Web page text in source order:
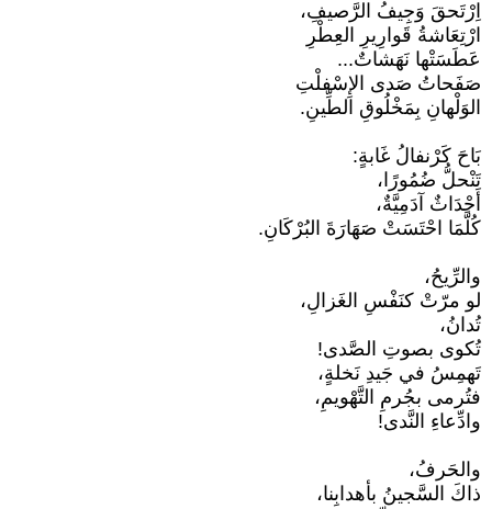
اِرْتَحقَ وَجِيفُ الرَّصيفِ،
ارْتِعَاشةُ قَوارِيرِ العِطْرِ
عَطَسَتْها نَهَشاتٌ...
صَفَحاتُ صَدى الإِسْفلْتِ
الوَلْهانِ بِمَخْلُوقِ الطِّينِ.
بَاحَ كَرْنفالُ غَابةٍ:
تَنْحلُّ ضُمُورًا،
أَجْدَاثٌ آدَمِيَّةٌ،
كُلَّمَا احْتَسَتْ صَهَارَةَ البُرْكَانِ.
والرِّيحُ،
لو مرّتْ كنَفْسِ الغَزالِ،
تُدانُ،
تُكوى بصوتِ الصَّدى!
تَهمِسُ في جَيدِ نَخلةٍ،
فتُرمى بجُرمِ التَّهْويمِ،
وادِّعاءِ النَّدى!
والحَرفُ،
ذاكَ السَّجينُ بأهدابِنا،